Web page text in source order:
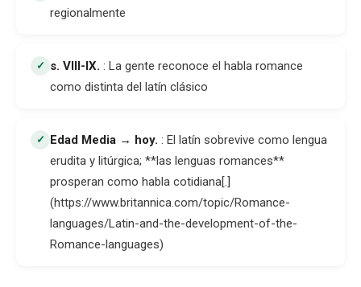
regionalmente
✓ s. VIII-IX. : La gente reconoce el habla romance
como distinta del latín clásico
✓ Edad Media → hoy. : El latín sobrevive como lengua
erudita y litúrgica; **las lenguas romances**
prosperan como habla cotidiana[.]
(https://www.britannica.com/topic/Romance-
languages/Latin-and-the-development-of-the-
Romance-languages)